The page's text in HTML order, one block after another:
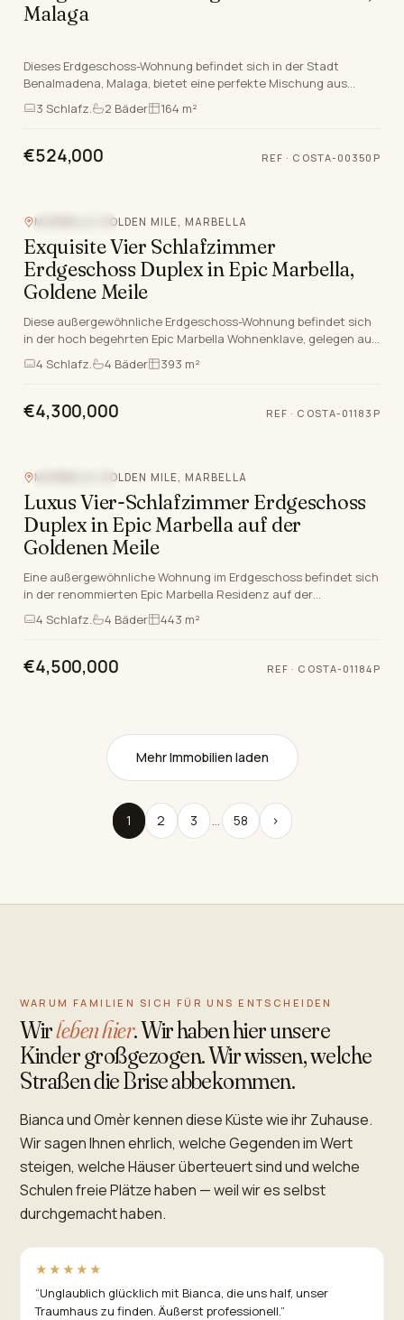
Malaga
Dieses Erdgeschoss-Wohnung befindet sich in der Stadt
Benalmadena, Malaga, bietet eine perfekte Mischung aus
hochwertigem Wohnen und einem lebendigen Lebenssti…
3 Schlafz. 2 Bäder 164 m²
€524,000 REF · COSTA-00350P
MARBELLA GOLDEN MILE, MARBELLA
Exquisite Vier Schlafzimmer
Erdgeschoss Duplex in Epic Marbella,
Goldene Meile
Diese außergewöhnliche Erdgeschoss-Wohnung befindet sich
in der hoch begehrten Epic Marbella Wohnenklave, gelegen auf
der renommierten Marbella Goldene Meile.…
4 Schlafz. 4 Bäder 393 m²
€4,300,000 REF · COSTA-01183P
MARBELLA GOLDEN MILE, MARBELLA
Luxus Vier-Schlafzimmer Erdgeschoss
Duplex in Epic Marbella auf der
Goldenen Meile
Eine außergewöhnliche Wohnung im Erdgeschoss befindet sich
in der renommierten Epic Marbella Residenz auf der
renommierten Marbella Goldene Meile. Dieses luxur…
4 Schlafz. 4 Bäder 443 m²
€4,500,000 REF · COSTA-01184P
Mehr Immobilien laden
1 2 3 58 ›
WARUM FAMILIEN SICH FÜR UNS ENTSCHEIDEN
Wirleben hier. Wir haben hier unsere
Kinder großgezogen. Wir wissen, welche
Straßen die Brise abbekommen.
Bianca und Omèr kennen diese Küste wie ihr Zuhause.
Wir sagen Ihnen ehrlich, welche Gegenden im Wert
steigen, welche Häuser überteuert sind und welche
Schulen freie Plätze haben — weil wir es selbst
durchgemacht haben.
★★★★★
“Unglaublich glücklich mit Bianca, die uns half, unser
Traumhaus zu finden. Äußerst professionell.”